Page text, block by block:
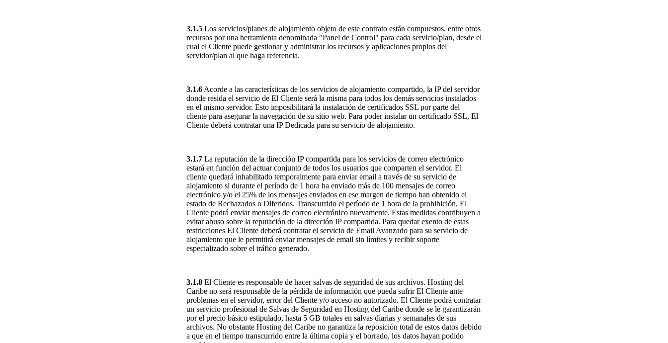
3.1.5 Los servicios/planes de alojamiento objeto de este contrato están compuestos, entre otros
recursos por una herramienta denominada "Panel de Control" para cada servicio/plan, desde el
cual el Cliente puede gestionar y administrar los recursos y aplicaciones propios del
servidor/plan al que haga referencia.
3.1.6 Acorde a las características de los servicios de alojamiento compartido, la IP del servidor
donde resida el servicio de El Cliente será la misma para todos los demás servicios instalados
en el mismo servidor. Esto imposibilitará la instalación de certificados SSL por parte del
cliente para asegurar la navegación de su sitio web. Para poder instalar un certificado SSL, El
Cliente deberá contratar una IP Dedicada para su servicio de alojamiento.
3.1.7 La reputación de la dirección IP compartida para los servicios de correo electrónico
estará en función del actuar conjunto de todos los usuarios que comparten el servidor. El
cliente quedará inhabilitado temporalmente para enviar email a través de su servicio de
alojamiento si durante el período de 1 hora ha enviado más de 100 mensajes de correo
electrónico y/o el 25% de los mensajes enviados en ese margen de tiempo han obtenido el
estado de Rechazados o Diferidos. Transcurrido el período de 1 hora de la prohibición, El
Cliente podrá enviar mensajes de correo electrónico nuevamente. Estas medidas contribuyen a
evitar abuso sobre la reputación de la dirección IP compartida. Para quedar exento de estas
restricciones El Cliente deberá contratar el servicio de Email Avanzado para su servicio de
alojamiento que le permitirá enviar mensajes de email sin límites y recibir soporte
especializado sobre el tráfico generado.
3.1.8 El Cliente es responsable de hacer salvas de seguridad de sus archivos. Hosting del
Caribe no será responsable de la pérdida de información que pueda sufrir El Cliente ante
problemas en el servidor, error del Cliente y/o acceso no autorizado. El Cliente podrá contratar
un servicio profesional de Salvas de Seguridad en Hosting del Caribe donde se le garantizarán
por el precio básico estipulado, hasta 5 GB totales en salvas diarias y semanales de sus
archivos. No obstante Hosting del Caribe no garantiza la reposición total de estos datos debido
a que en el tiempo transcurrido entre la última copia y el borrado, los datos hayan podido